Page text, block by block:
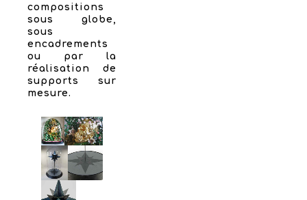
compositions
sous globe,
sous
encadrements
ou par la
réalisation de
supports sur
mesure.